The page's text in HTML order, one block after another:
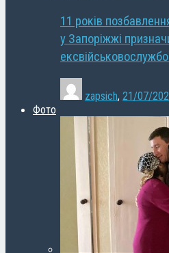
11 років
у Запоріжжі
zapsich, 21/07/
Фото